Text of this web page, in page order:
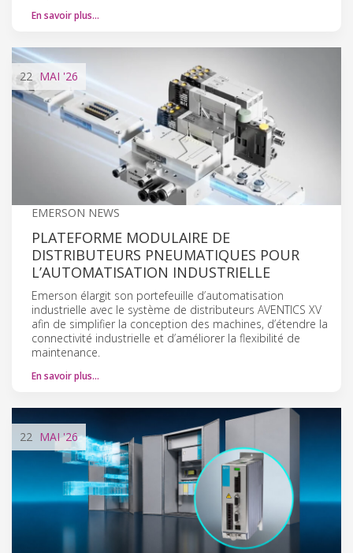
En savoir plus…
22 MAI '26
EMERSON NEWS
PLATEFORME MODULAIRE DE
DISTRIBUTEURS PNEUMATIQUES POUR
L’AUTOMATISATION INDUSTRIELLE
Emerson élargit son portefeuille d’automatisation
industrielle avec le système de distributeurs AVENTICS XV
afin de simplifier la conception des machines, d’étendre la
connectivité industrielle et d’améliorer la flexibilité de
maintenance.
En savoir plus…
22 MAI'26